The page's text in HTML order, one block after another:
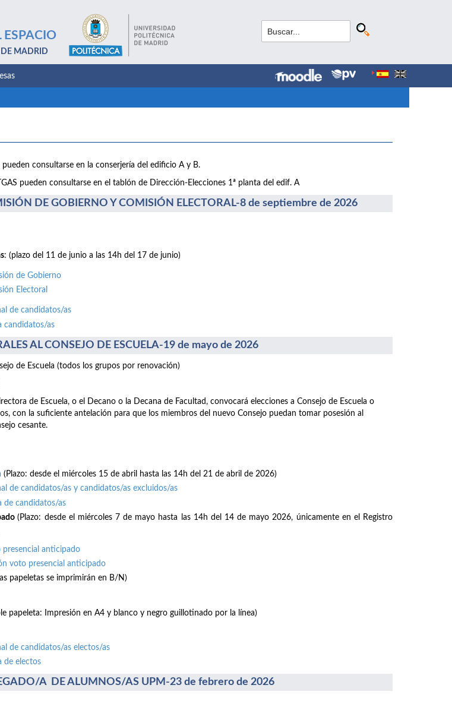
ESPACIO
MADRID
pueden consultarse en la conserjería del edificio A y B.
pueden consultarse en el tablón de Dirección-Elecciones 1ª planta del edif. A
DE GOBIERNO Y COMISIÓN ELECTORAL-8 de septiembre de 2026
: (plazo del 11 de junio a las 14h del 17 de junio)
de Gobierno
Electoral
de candidatos/as
candidatos/as
AL CONSEJO DE ESCUELA-19 de mayo de 2026
de Escuela (todos los grupos por renovación)
de Escuela, o el Decano o la Decana de Facultad, convocará elecciones a Consejo de Escuela o
con la suficiente antelación para que los miembros del nuevo Consejo puedan tomar posesión al
cesante.
(Plazo: desde el miércoles 15 de abril hasta las 14h del 21 de abril de 2026)
de candidatos/as y candidatos/as excluidos/as
de candidatos/as
(Plazo: desde el miércoles 7 de mayo hasta las 14h del 14 de mayo 2026, únicamente en el Registro
presencial anticipado
voto presencial anticipado
papeletas se imprimirán en B/N)
papeleta: Impresión en A4 y blanco y negro guillotinado por la línea)
de candidatos/as electos/as
de electos
A DE ALUMNOS/AS UPM-23 de febrero de 2026